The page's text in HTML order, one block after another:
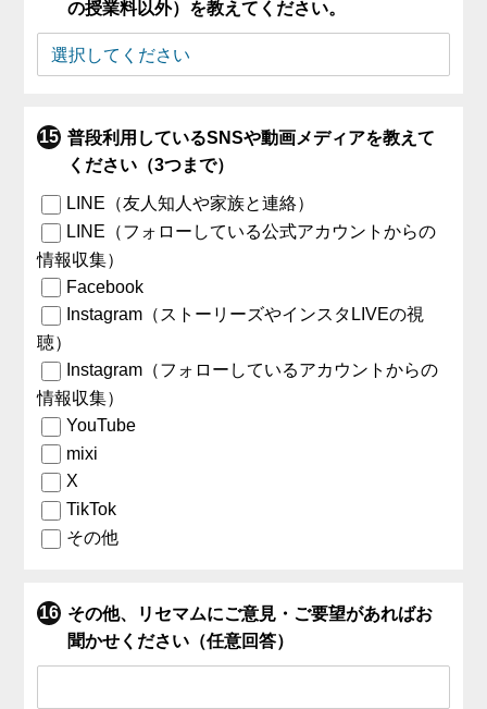
の授業料以外）を教えてください。
普段利用しているSNSや動画メディアを教えて
ください（3つまで）
LINE（友人知人や家族と連絡）
LINE（フォローしている公式アカウントからの
情報収集）
Facebook
Instagram（ストーリーズやインスタLIVEの視
聴）
Instagram（フォローしているアカウントからの
情報収集）
YouTube
mixi
X
TikTok
その他
その他、リセマムにご意見・ご要望があればお
聞かせください（任意回答）